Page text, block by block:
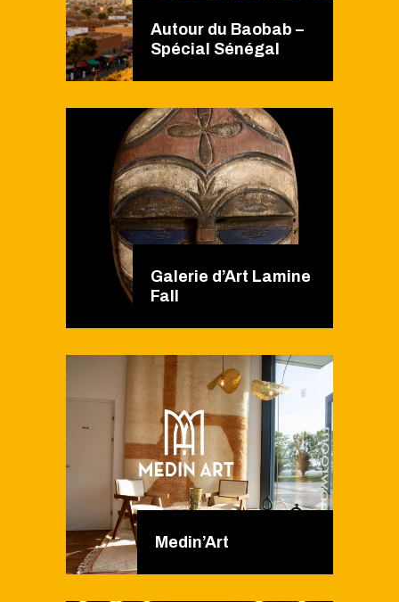
Autour du Baobab –
Spécial Sénégal
Galerie d’Art Lamine
Fall​
Medin’Art